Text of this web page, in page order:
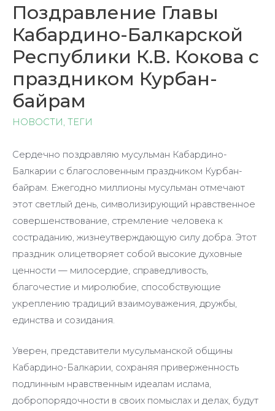
Поздравление Главы
Кабардино-Балкарской
Республики К.В. Кокова с
праздником Курбан-
байрам
НОВОСТИ, ТЕГИ
Сердечно поздравляю мусульман Кабардино-
Балкарии с благословенным праздником Курбан-
байрам. Ежегодно миллионы мусульман отмечают
этот светлый день, символизирующий нравственное
совершенствование, стремление человека к
состраданию, жизнеутверждающую силу добра. Этот
праздник олицетворяет собой высокие духовные
ценности — милосердие, справедливость,
благочестие и миролюбие, способствующие
укреплению традиций взаимоуважения, дружбы,
единства и созидания.
Уверен, представители мусульманской общины
Кабардино-Балкарии, сохраняя приверженность
подлинным нравственным идеалам ислама,
добропорядочности в своих помыслах и делах, будут